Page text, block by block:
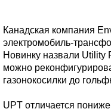
Канадская компания
электромобиль-
Новинку назвали Utility
можно
газонокосилки до
UPT отличается